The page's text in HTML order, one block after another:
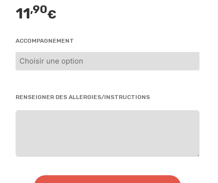
11,90€
ACCOMPAGNEMENT
RENSEIGNER DES ALLERGIES/INSTRUCTIONS